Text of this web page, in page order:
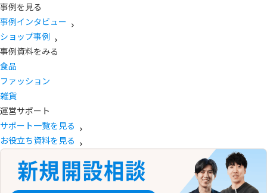
事例を見る
事例インタビュー
ショップ事例
事例資料をみる
食品
ファッション
雑貨
運営サポート
サポート一覧を見る
お役立ち資料を見る